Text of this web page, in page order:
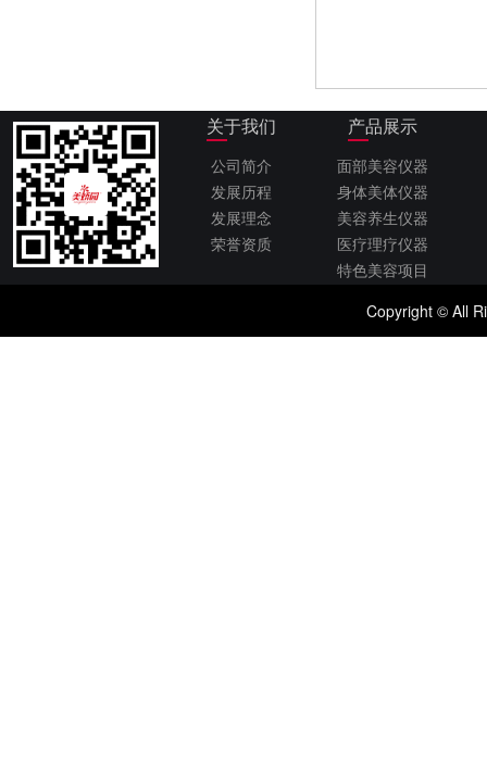
关于我们
公司简介
发展历程
发展理念
荣誉资质
产品展示
面部美容仪器
身体美体仪器
美容养生仪器
医疗理疗仪器
特色美容项目
Copyright © All